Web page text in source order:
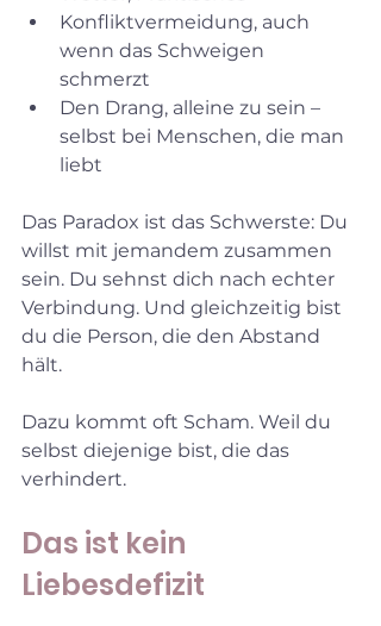
Konfliktvermeidung, auch
wenn das Schweigen
schmerzt
Den Drang, alleine zu sein –
selbst bei Menschen, die man
liebt
Das Paradox ist das Schwerste: Du
willst mit jemandem zusammen
sein. Du sehnst dich nach echter
Verbindung. Und gleichzeitig bist
du die Person, die den Abstand
hält.
Dazu kommt oft Scham. Weil du
selbst diejenige bist, die das
verhindert.
Das ist kein
Liebesdefizit